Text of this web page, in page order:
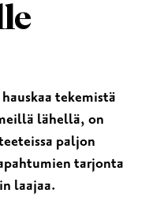
tekemistä
lähellä, on
paljon
tarjonta
laajaa.